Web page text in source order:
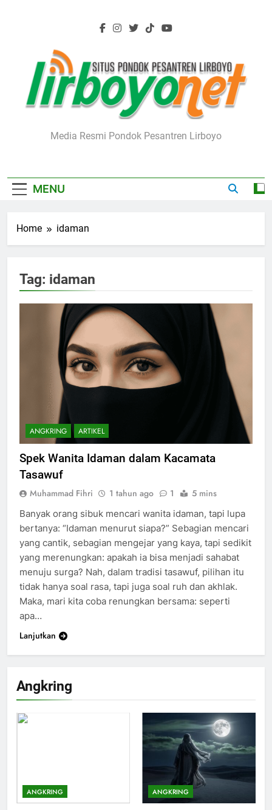
Lirboyo.net
Media Resmi Pondok Pesantren Lirboyo
MENU
Home idaman
Angkring
ANGKRING ANGKRING
200
Khutbah jumat: Sejarah
Seebagai Pembangkit Jiwa
Tag: idaman
ANGKRING ARTIKEL
Spek Wanita Idaman dalam Kacamata
Tasawuf
Muhammad Fihri 1 tahun ago 1 5 mins
Banyak orang sibuk mencari wanita idaman, tapi lupa
bertanya: “Idaman menurut siapa?” Sebagian mencari
yang cantik, sebagian mengejar yang kaya, tapi sedikit
yang merenungkan: apakah ia bisa menjadi sahabat
menuju surga? Nah, dalam tradisi tasawuf, pilihan itu
tidak hanya soal rasa, tapi juga soal ruh dan akhlak.
Maka, mari kita coba renungkan bersama: seperti
apa…
Lanjutkan